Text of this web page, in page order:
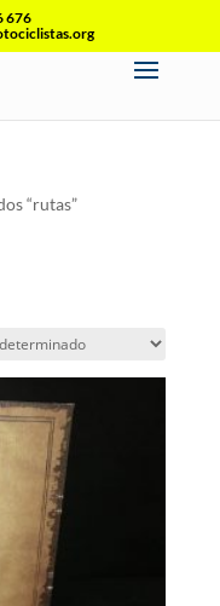
676
“rutas”